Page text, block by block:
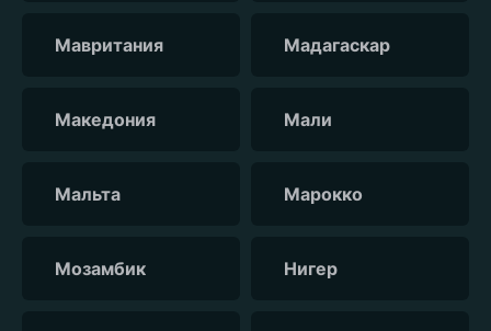
Мавритания Мадагаскар
Македония Мали
Мальта Марокко
Мозамбик Нигер